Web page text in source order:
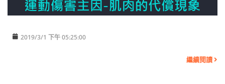
2019/3/1 下午 05:25:00
繼續閱讀